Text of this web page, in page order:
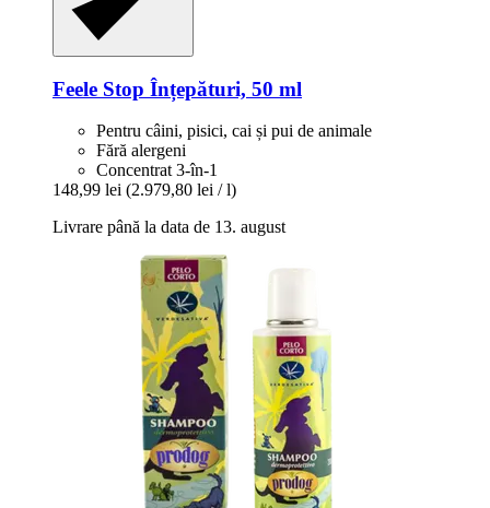
Feele Stop Înțepături, 50 ml
Pentru câini, pisici, cai și pui de animale
Fără alergeni
Concentrat 3-în-1
148,99 lei (2.979,80 lei / l)
Livrare până la data de 13. august